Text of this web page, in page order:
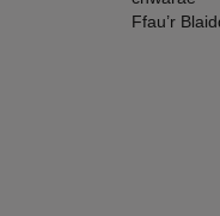
Ffau’r